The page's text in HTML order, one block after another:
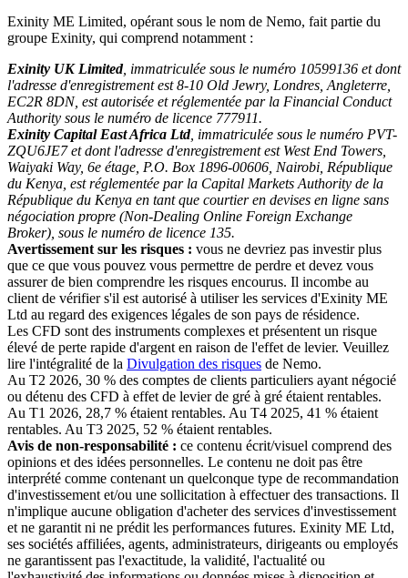
Exinity ME Limited, opérant sous le nom de Nemo, fait partie du
groupe Exinity, qui comprend notamment :
Exinity UK Limited, immatriculée sous le numéro 10599136 et dont
l'adresse d'enregistrement est 8-10 Old Jewry, Londres, Angleterre,
EC2R 8DN, est autorisée et réglementée par la Financial Conduct
Authority sous le numéro de licence 777911.
Exinity Capital East Africa Ltd, immatriculée sous le numéro PVT-
ZQU6JE7 et dont l'adresse d'enregistrement est West End Towers,
Waiyaki Way, 6e étage, P.O. Box 1896-00606, Nairobi, République
du Kenya, est réglementée par la Capital Markets Authority de la
République du Kenya en tant que courtier en devises en ligne sans
négociation propre (Non-Dealing Online Foreign Exchange
Broker), sous le numéro de licence 135.
Avertissement sur les risques : vous ne devriez pas investir plus
que ce que vous pouvez vous permettre de perdre et devez vous
assurer de bien comprendre les risques encourus. Il incombe au
client de vérifier s'il est autorisé à utiliser les services d'Exinity ME
Ltd au regard des exigences légales de son pays de résidence.
Les CFD sont des instruments complexes et présentent un risque
élevé de perte rapide d'argent en raison de l'effet de levier. Veuillez
lire l'intégralité de la Divulgation des risques de Nemo.
Au T2 2026, 30 % des comptes de clients particuliers ayant négocié
ou détenu des CFD à effet de levier de gré à gré étaient rentables.
Au T1 2026, 28,7 % étaient rentables. Au T4 2025, 41 % étaient
rentables. Au T3 2025, 52 % étaient rentables.
Avis de non-responsabilité : ce contenu écrit/visuel comprend des
opinions et des idées personnelles. Le contenu ne doit pas être
interprété comme contenant un quelconque type de recommandation
d'investissement et/ou une sollicitation à effectuer des transactions. Il
n'implique aucune obligation d'acheter des services d'investissement
et ne garantit ni ne prédit les performances futures. Exinity ME Ltd,
ses sociétés affiliées, agents, administrateurs, dirigeants ou employés
ne garantissent pas l'exactitude, la validité, l'actualité ou